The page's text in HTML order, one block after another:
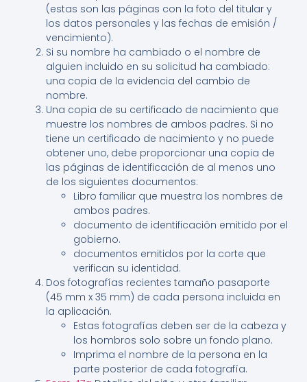
(estas son las páginas con la foto del titular y
los datos personales y las fechas de emisión /
vencimiento).
Si su nombre ha cambiado o el nombre de
alguien incluido en su solicitud ha cambiado:
una copia de la evidencia del cambio de
nombre.
Una copia de su certificado de nacimiento que
muestre los nombres de ambos padres. Si no
tiene un certificado de nacimiento y no puede
obtener uno, debe proporcionar una copia de
las páginas de identificación de al menos uno
de los siguientes documentos:
Libro familiar que muestra los nombres de
ambos padres.
documento de identificación emitido por el
gobierno.
documentos emitidos por la corte que
verifican su identidad.
Dos fotografías recientes tamaño pasaporte
(45 mm x 35 mm) de cada persona incluida en
la aplicación.
Estas fotografías deben ser de la cabeza y
los hombros solo sobre un fondo plano.
Imprima el nombre de la persona en la
parte posterior de cada fotografía.